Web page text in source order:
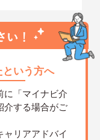
という方へ
に「マイナビ介
介する場合がご
ャリアアドバイ